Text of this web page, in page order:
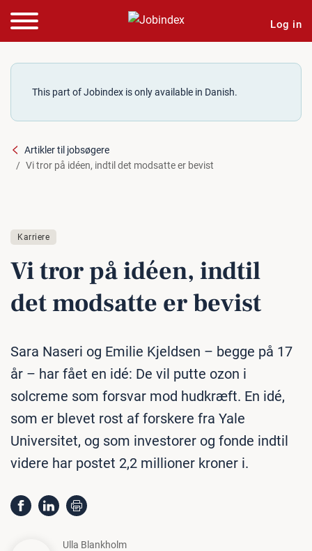
Log in
This part of Jobindex is only available in Danish.
Artikler til jobsøgere
Vi tror på idéen, indtil det modsatte er bevist
Karriere
Vi tror på idéen, indtil
det modsatte er bevist
Sara Naseri og Emilie Kjeldsen – begge på 17
år – har fået en idé: De vil putte ozon i
solcreme som forsvar mod hudkræft. En idé,
som er blevet rost af forskere fra Yale
Universitet, og som investorer og fonde indtil
videre har postet 2,2 millioner kroner i.
Ulla Blankholm